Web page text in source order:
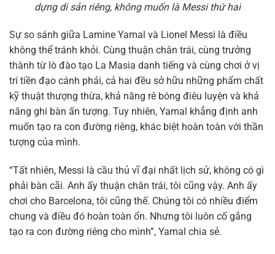
dựng di sản riêng, không muốn là Messi thứ hai
Sự so sánh giữa Lamine Yamal và Lionel Messi là điều
không thể tránh khỏi. Cùng thuận chân trái, cùng trưởng
thành từ lò đào tạo La Masia danh tiếng và cùng chơi ở vị
trí tiền đạo cánh phải, cả hai đều sở hữu những phẩm chất
kỹ thuật thượng thừa, khả năng rê bóng điêu luyện và khả
năng ghi bàn ấn tượng. Tuy nhiên, Yamal khẳng định anh
muốn tạo ra con đường riêng, khác biệt hoàn toàn với thần
tượng của mình.
“Tất nhiên, Messi là cầu thủ vĩ đại nhất lịch sử, không có gì
phải bàn cãi. Anh ấy thuận chân trái, tôi cũng vậy. Anh ấy
chơi cho Barcelona, tôi cũng thế. Chúng tôi có nhiều điểm
chung và điều đó hoàn toàn ổn. Nhưng tôi luôn cố gắng
tạo ra con đường riêng cho mình”, Yamal chia sẻ.